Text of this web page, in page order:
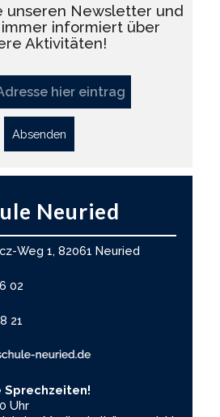
unseren Newsletter und
informiert über
Aktivitäten!
Absenden
Neuried
Weg 1, 82061 Neuried
02
21
Sprechzeiten!
Uhr